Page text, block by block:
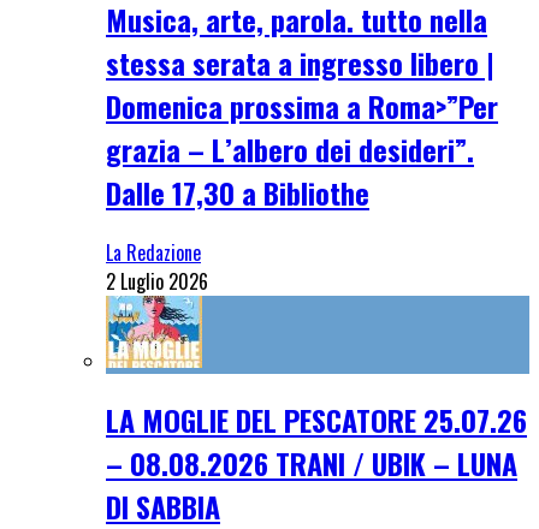
Musica, arte, parola. tutto nella
stessa serata a ingresso libero |
Domenica prossima a Roma>”Per
grazia – L’albero dei desideri”.
Dalle 17,30 a Bibliothe
La Redazione
2 Luglio 2026
LA MOGLIE DEL PESCATORE 25.07.26
– 08.08.2026 TRANI / UBIK – LUNA
DI SABBIA